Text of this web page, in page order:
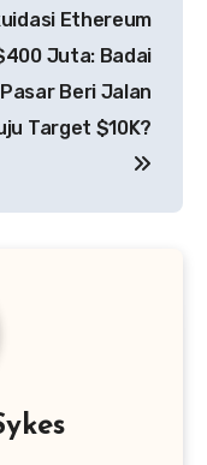
Ethereum
Juta: Badai
Pasar Beri Jalan
Target $10K?